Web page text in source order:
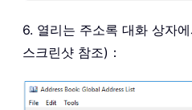
6. 열리는 주소록 대화 상자
스크린샷 참조)：